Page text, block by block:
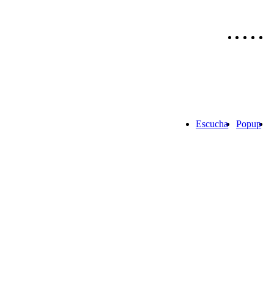
Popup
Escucha